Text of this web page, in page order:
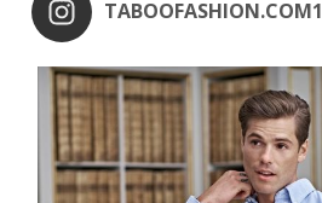
TABOOFASHION.COM1